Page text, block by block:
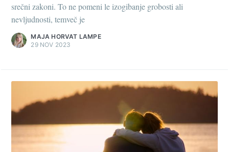
srečni zakoni. To ne pomeni le izogibanje grobosti ali
nevljudnosti, temveč je
MAJA HORVAT LAMPE
29 NOV 2023